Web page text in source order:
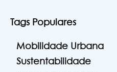
Tags Populares
Mobilidade Urbana
Sustentabilidade